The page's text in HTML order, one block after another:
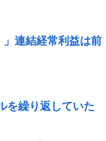
」連結経常利益は前
を繰り返していた